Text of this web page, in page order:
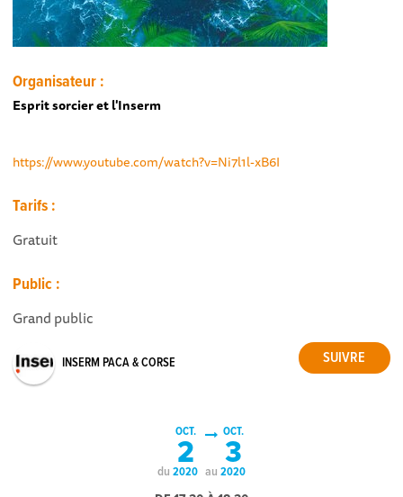
Organisateur :
Esprit sorcier et l'Inserm
https://www.youtube.com/watch?v=Ni7l1l-xB6I
Tarifs :
Gratuit
Public :
Grand public
INSERM PACA & CORSE
du
OCT.
2
2020 au
OCT.
3
2020